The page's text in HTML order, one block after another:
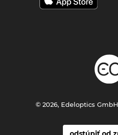
© 2026, Edeloptics